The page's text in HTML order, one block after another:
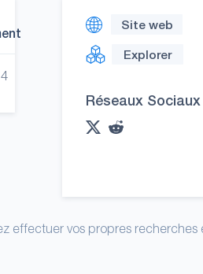
Site web
Explorer
Réseaux Sociaux
effectuer vos propres recherches